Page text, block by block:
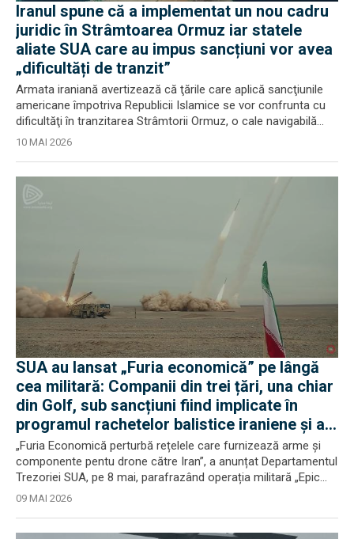
Iranul spune că a implementat un nou cadru
juridic în Strâmtoarea Ormuz iar statele
aliate SUA care au impus sancțiuni vor avea
„dificultăți de tranzit”
Armata iraniană avertizează că ţările care aplică sancţiunile
americane împotriva Republicii Islamice se vor confrunta cu
dificultăţi în tranzitarea Strâmtorii Ormuz, o cale navigabilă...
10 MAI 2026
SUA au lansat „Furia economică” pe lângă
cea militară: Companii din trei țări, una chiar
din Golf, sub sancțiuni fiind implicate în
programul rachetelor balistice iraniene și al
UAV-urilor
„Furia Economică perturbă rețelele care furnizează arme și
componente pentu drone către Iran”, a anunțat Departamentul
Trezoriei SUA, pe 8 mai, parafrazând operația militară „Epic...
09 MAI 2026